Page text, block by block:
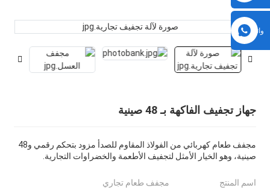
إلكتروني
واتساب
جهاز تجفيف الفاكهة بـ 48 صينية
مجفف طعام كهربائي من الفولاذ المقاوم للصدأ مزود بتحكم رقمي و48
صينية، وهو الخيار الأمثل لتجفيف الأطعمة والخضراوات التجارية.
اسم المنتج
مجفف طعام تجاري